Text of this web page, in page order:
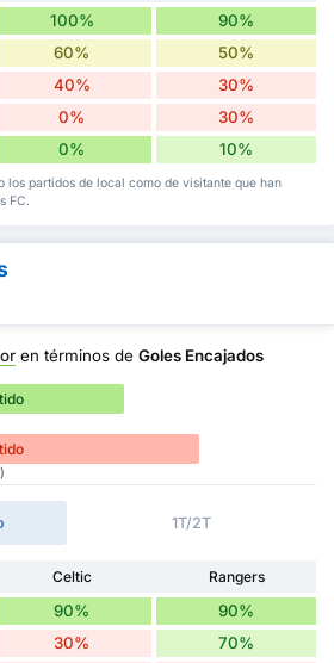
100% 90%
60% 50%
40% 30%
0% 30%
0% 10%
los partidos de local como de visitante que han
FC.
en términos de Goles Encajados
1T/2T
Celtic
Rangers
90% 90%
30% 70%